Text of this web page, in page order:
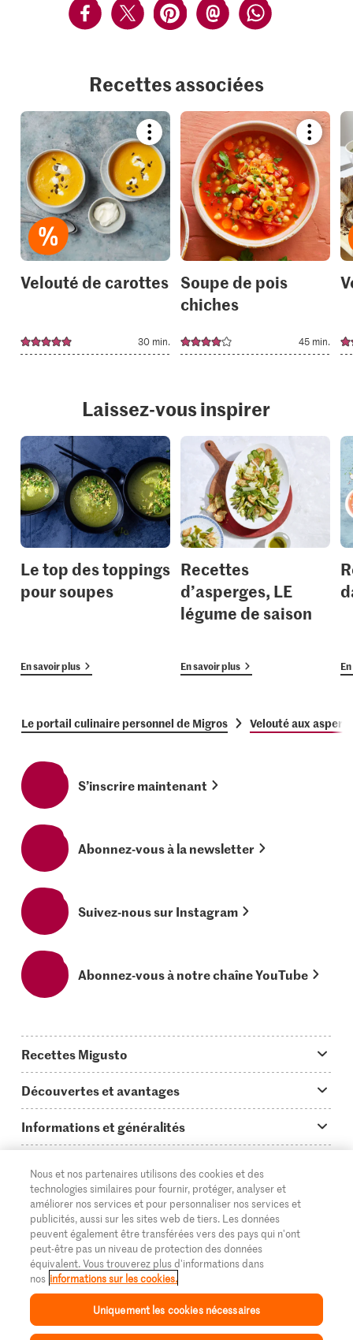
Recettes associées
Bookmark
recipe
or
add
it
to
your
collections.
Velouté de carottes
30 min.
recipe
or
add
it
to
your
Soupe de pois
chiches
45 min.
Laissez-vous inspirer
Le top des toppings
pour soupes
En savoir plus
Recettes
d’asperges, LE
légume de saison
En savoir plus
Le portail culinaire personnel de Migros Velouté aux
S’inscrire maintenant
Abonnez-vous à la newsletter
Suivez-nous sur Instagram
Abonnez-vous à notre chaîne YouTube
Recettes Migusto
Idées de menus
Plats principaux
Simple & vite prêt
Apéritif
Préparations au four
Enfants & famille
Toutes les recettes
Découvertes et avantages
On en parle...
Tutoriels
Glossaire des ingrédients
Login Migusto
Magazine Migusto
Informations et généralités
Questions concernant Migusto
Cuisiner avec Migusto
Service clientèle & contact
Publicité
Impressum
Mentions légales
Supermarché
Migros Online
À propos de Migros
Magasins
Cumulus
© 2026 La Fédération des coopératives Migros
DE FR IT
Nous et nos partenaires utilisons des cookies et des
technologies similaires pour fournir, protéger, analyser et
améliorer nos services et pour personnaliser nos services et
publicités, aussi sur les sites web de tiers. Les données
peuvent également être transférées vers des pays qui n'ont
peut-être pas un niveau de protection des données
équivalent. Vous trouverez plus d'informations dans
nos informations sur les cookies.
Uniquement les cookies nécessaires